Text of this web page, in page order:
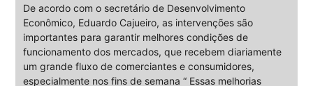
De acordo com o secretário de Desenvolvimento
Econômico, Eduardo Cajueiro, as intervenções são
importantes para garantir melhores condições de
funcionamento dos mercados, que recebem diariamente
um grande fluxo de comerciantes e consumidores,
especialmente nos fins de semana “ Essas melhorias